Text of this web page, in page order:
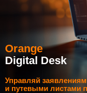
Orange
Digital Desk
Управляй
и путевыми листами